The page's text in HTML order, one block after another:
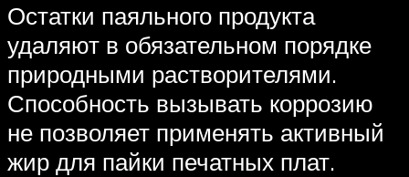
Остатки паяльного продукта
удаляют в обязательном порядке
природными растворителями.
Способность вызывать коррозию
не позволяет применять активный
жир для пайки печатных плат.